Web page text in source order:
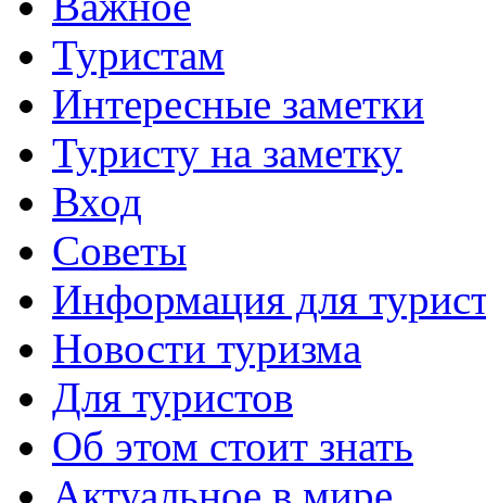
Туристам
Интересные заметки
Туристу на заметку
Вход
Советы
Информация для
Новости туризма
Для туристов
Об этом стоит знать